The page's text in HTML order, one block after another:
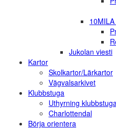
Jukolan viesti
Kartor
Skolkartor/Lärkartor
Vägvalsarkivet
Klubbstuga
Uthyrning
Charlottendal
Börja orientera